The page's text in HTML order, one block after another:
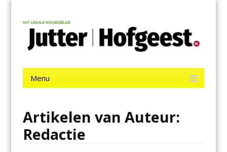
contentJutter | Hofgeest
Menu
Artikelen van Auteur:
Redactie